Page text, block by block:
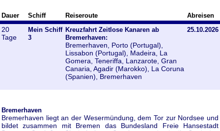
Dauer Schiff Reiseroute Abreisen
20
Tage
Mein Schiff
3
Kreuzfahrt Zeitlose Kanaren ab
Bremerhaven:
Bremerhaven, Porto (Portugal),
Lissabon (Portugal), Madeira, La
Gomera, Teneriffa, Lanzarote, Gran
Canaria, Agadir (Marokko), La Coruna
(Spanien), Bremerhaven
25.10.2026
Bremerhaven
Bremerhaven liegt an der Wesermündung, dem Tor zur Nordsee und
bildet zusammen mit Bremen das Bundesland Freie Hansestadt